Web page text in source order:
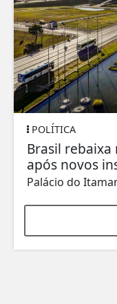
POLÍTICA
Brasil
após novos
Palácio do